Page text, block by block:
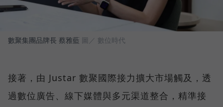
數聚集團品牌長 蔡雅藍 圖／ 數位時代
接著，由 Justar 數聚國際接力擴大市場觸及，透
過數位廣告、線下媒體與多元渠道整合，精準接